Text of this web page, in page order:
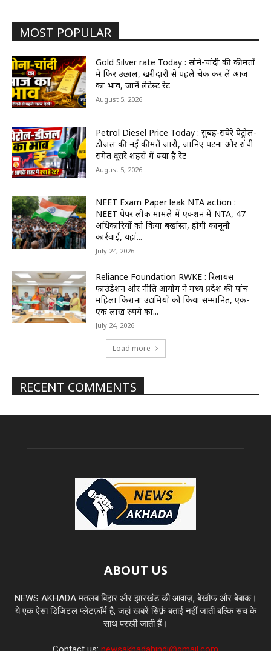
MOST POPULAR
Gold Silver rate Today : सोने-चांदी की कीमतों
में फिर उछाल, खरीदारी से पहले चेक कर लें आज
का भाव, जानें लेटेस्ट रेट
August 5, 2026
Petrol Diesel Price Today : सुबह-सवेरे पेट्रोल-
डीजल की नई कीमतें जारी, जानिए पटना और रांची
समेत दूसरे शहरों में क्या है रेट
August 5, 2026
NEET Exam Paper leak NTA action :
NEET पेपर लीक मामले में एक्शन में NTA, 47
अधिकारियों को किया बर्खास्त, होगी कानूनी
कार्रवाई, यहां...
July 24, 2026
Reliance Foundation RWKE : रिलायंस
फाउंडेशन और नीति आयोग ने मध्य प्रदेश की पांच
महिला किराना उद्यमियों को किया सम्मानित, एक-
एक लाख रुपये का...
July 24, 2026
Load more
RECENT COMMENTS
ABOUT US
NEWS AKHADA मतलब बिहार और झारखंड की आवाज़, बेखौफ और बेबाक।
ये एक ऐसा डिजिटल प्लेटफ़ॉर्म है, जहां खबरें सिर्फ़ बताई नहीं जातीं बल्कि सच के
साथ परखी जाती हैं।